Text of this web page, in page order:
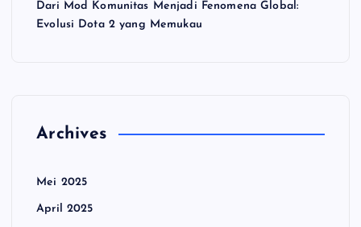
Dari Mod Komunitas Menjadi Fenomena Global:
Evolusi Dota 2 yang Memukau
Archives
Mei 2025
April 2025